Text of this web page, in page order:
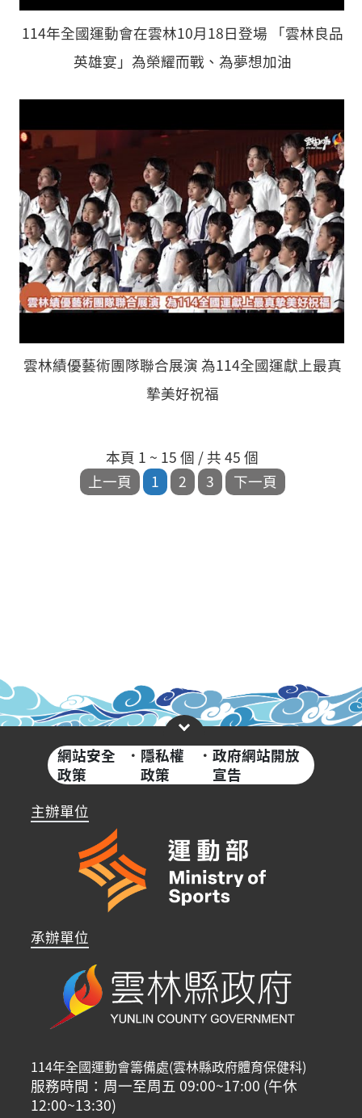
114年全國運動會在雲林10月18日登場 「雲林良品
英雄宴」為榮耀而戰、為夢想加油
雲林績優藝術團隊聯合展演 為114全國運獻上最真
摯美好祝福
本頁 1 ~ 15 個 / 共 45 個
網站安全
政策
· 隱私權
政策
·政府網站開放
宣告
主辦單位
承辦單位
114年全國運動會籌備處(雲林縣政府體育保健科)
服務時間：周一至周五 09:00~17:00 (午休
12:00~13:30)